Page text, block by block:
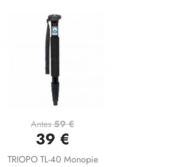
Vista rápida
Antes59 €
39 €
TRIOPO TL-40 Monopie